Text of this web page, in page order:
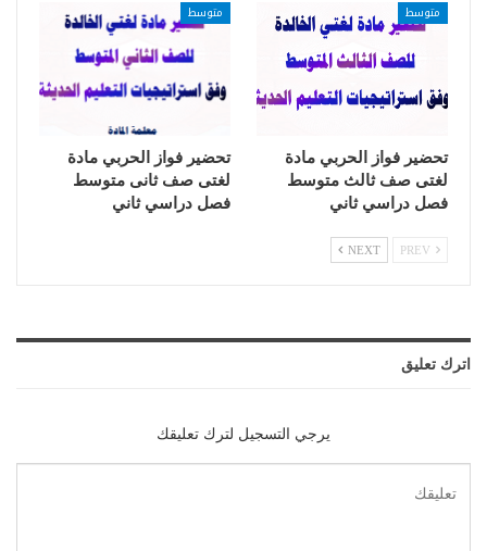
متوسط
تحضير فواز الحربي مادة
لغتى صف ثالث متوسط
فصل دراسي ثاني
متوسط
تحضير فواز الحربي مادة
لغتى صف ثانى متوسط
فصل دراسي ثاني
NEXT
اترك تعليق
يرجي التسجيل لترك تعليقك